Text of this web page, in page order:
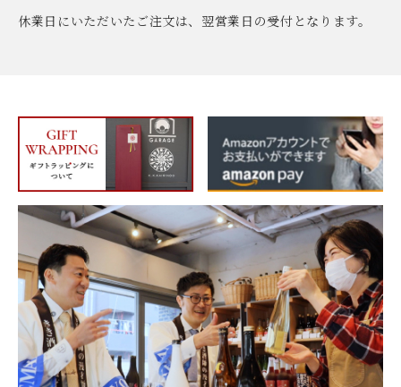
休業日にいただいたご注文は、翌営業日の受付となります。